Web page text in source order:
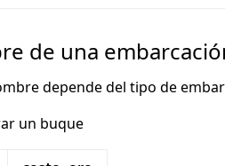
de una
depende del tipo de
un buque